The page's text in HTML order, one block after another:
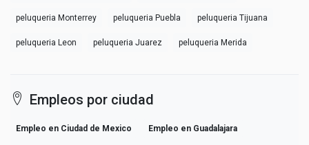
peluqueria Monterrey peluqueria Puebla peluqueria Tijuana
peluqueria Leon peluqueria Juarez peluqueria Merida
Empleos por ciudad
Empleo en Ciudad de Mexico Empleo en Guadalajara